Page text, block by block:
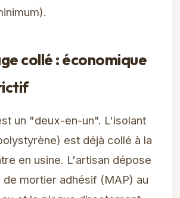
collé : économique
un "deux-en-un". L'isolant
est déjà collé à la
en usine. L'artisan dépose
mortier adhésif (MAP) au